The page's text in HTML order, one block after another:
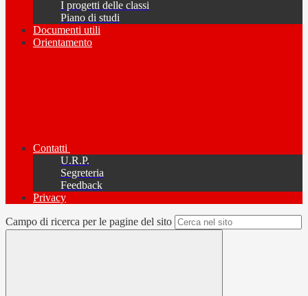
I progetti delle classi
Piano di studi
Documenti utili
Orientamento
Contatti
U.R.P.
Segreteria
Feedback
Privacy
Campo di ricerca per le pagine del sito